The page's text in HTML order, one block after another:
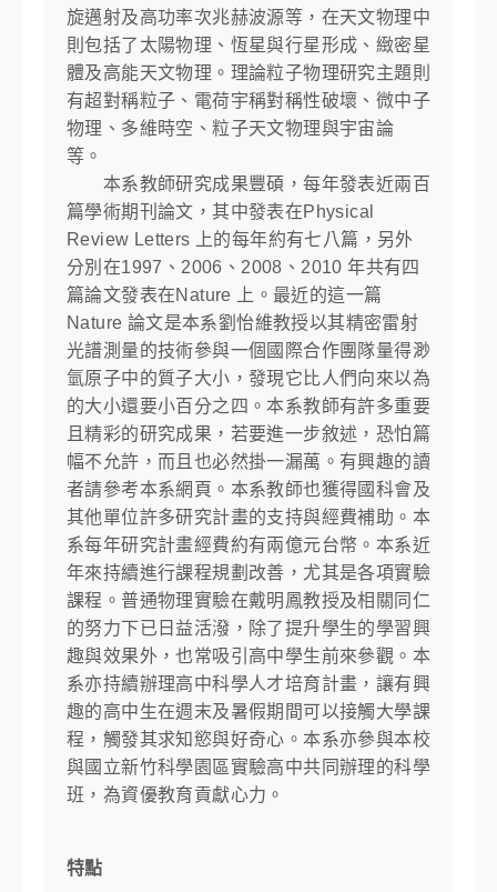
旋邁射及高功率次兆赫波源等，在天文物理中
則包括了太陽物理、恆星與行星形成、緻密星
體及高能天文物理。理論粒子物理研究主題則
有超對稱粒子、電荷宇稱對稱性破壞、微中子
物理、多維時空、粒子天文物理與宇宙論
等。
本系教師研究成果豐碩，每年發表近兩百
篇學術期刊論文，其中發表在Physical
Review Letters 上的每年約有七八篇，另外
分別在1997、2006、2008、2010 年共有四
篇論文發表在Nature 上。最近的這一篇
Nature 論文是本系劉怡維教授以其精密雷射
光譜測量的技術參與一個國際合作團隊量得渺
氫原子中的質子大小，發現它比人們向來以為
的大小還要小百分之四。本系教師有許多重要
且精彩的研究成果，若要進一步敘述，恐怕篇
幅不允許，而且也必然掛一漏萬。有興趣的讀
者請參考本系網頁。本系教師也獲得國科會及
其他單位許多研究計畫的支持與經費補助。本
系每年研究計畫經費約有兩億元台幣。本系近
年來持續進行課程規劃改善，尤其是各項實驗
課程。普通物理實驗在戴明鳳教授及相關同仁
的努力下已日益活潑，除了提升學生的學習興
趣與效果外，也常吸引高中學生前來參觀。本
系亦持續辦理高中科學人才培育計畫，讓有興
趣的高中生在週末及暑假期間可以接觸大學課
程，觸發其求知慾與好奇心。本系亦參與本校
與國立新竹科學園區實驗高中共同辦理的科學
班，為資優教育貢獻心力。
特點